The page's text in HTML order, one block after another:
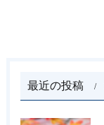
最近の投稿